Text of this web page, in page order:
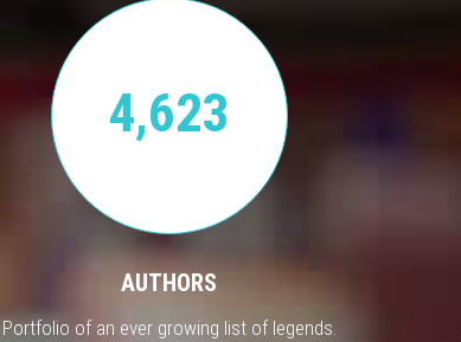
4,623
AUTHORS
Portfolio of an ever growing list of legends.